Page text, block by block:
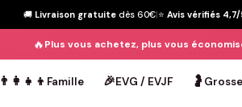
🚚 Livraison gratuite dès 60€|⭐ Avis vérifiés
🔥Plus vous achetez, plus vous
👨‍👩‍👧‍👦 Famille 🎉EVG / EVJF 🤰